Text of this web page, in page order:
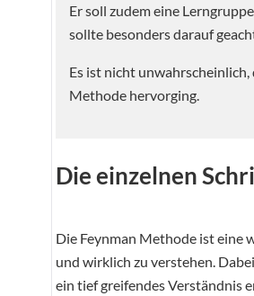
Er soll zudem eine
sollte besonders darauf
Es ist nicht
Methode hervorging.
Die einzelnen
Die Feynman Methode ist eine
und wirklich zu verstehen.
ein tief greifendes Verständnis